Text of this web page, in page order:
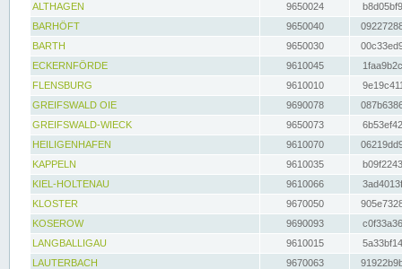
ALTHAGEN
9650024
BARHÖFT
9650040
BARTH
9650030
ECKERNFÖRDE
9610045
FLENSBURG
9610010
GREIFSWALD OIE
9690078
GREIFSWALD-WIECK
9650073
HEILIGENHAFEN
9610070
KAPPELN
9610035
KIEL-HOLTENAU
9610066
KLOSTER
9670050
KOSEROW
9690093
LANGBALLIGAU
9610015
LAUTERBACH
9670063